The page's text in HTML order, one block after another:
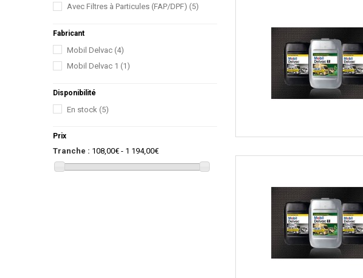
Avec Filtres à Particules (FAP/DPF) (5)
Fabricant
Mobil Delvac (4)
Mobil Delvac 1 (1)
Disponibilité
En stock (5)
Prix
Tranche : 108,00€ - 1 194,00€